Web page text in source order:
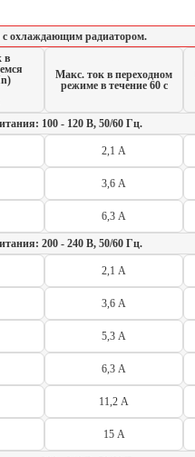
с охлаждающим радиатором.
в
Макс. ток в переходном
режиме в течение 60 с
100 - 120 В, 50/60 Гц.
2,1 А
3,6 А
6,3 А
200 - 240 В, 50/60 Гц.
2,1 А
3,6 А
5,3 А
6,3 А
11,2 А
15 А